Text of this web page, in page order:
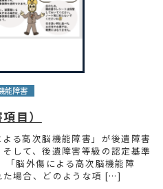
能障害
目）
る高次脳機能障害」が後遺障害
して、後遺障害等級の認定基準
「脳外傷による高次脳機能障
た場合、どのような項 […]